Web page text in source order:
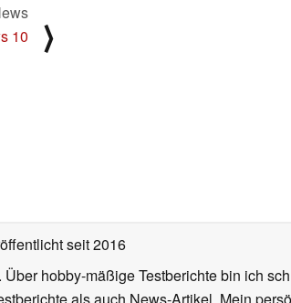
10
⟩
seit 2016
hobby-mäßige Testberichte bin ich